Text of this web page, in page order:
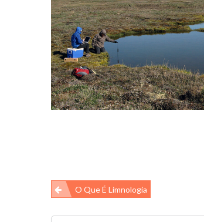
Navegação
de
O Que É Limnologia